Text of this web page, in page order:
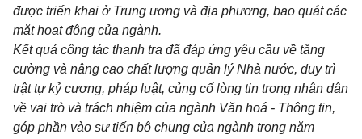
được triển khai ở Trung ương và địa phương, bao quát các
mặt hoạt động của ngành.
Kết quả công tác thanh tra đã đáp ứng yêu cầu về tăng
cường và nâng cao chất lượng quản lý Nhà nước, duy trì
trật tự kỷ cương, pháp luật, củng cố lòng tin trong nhân dân
về vai trò và trách nhiệm của ngành Văn hoá - Thông tin,
góp phần vào sự tiến bộ chung của ngành trong năm